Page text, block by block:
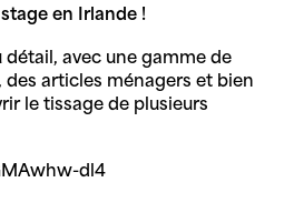
en Irlande !
avec une gamme de
articles ménagers et bien
le tissage de plusieurs
dl4